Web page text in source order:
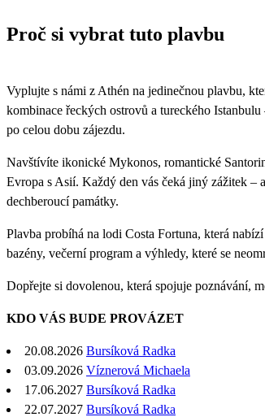
Proč si vybrat tuto plavbu
Vyplujte s námi z Athén na jedinečnou plavbu,
kombinace řeckých ostrovů a tureckého
po celou dobu zájezdu.
Navštívíte ikonické Mykonos, romantické
Evropa s Asií. Každý den vás čeká jiný zážitek
dechberoucí památky.
Plavba probíhá na lodi Costa Fortuna, která
bazény, večerní program a výhledy, které se
Dopřejte si dovolenou, která spojuje poznávání,
KDO VÁS BUDE PROVÁZET
20.08.2026 Bursíková Radka
03.09.2026 Víznerová Michaela
17.06.2027 Bursíková Radka
22.07.2027 Bursíková Radka